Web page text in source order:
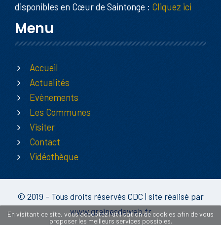
disponibles en Cœur de Saintonge : Cliquez ici
Menu
Accueil
Actualités
Evènements
Les Communes
Visiter
Contact
Vidéothèque
© 2019 - Tous droits réservés CDC | site réalisé par
www.grainesdeweb.fr
En visitant ce site, vous acceptez l'utilisation de cookies afin de vous
proposer les meilleurs services possibles.